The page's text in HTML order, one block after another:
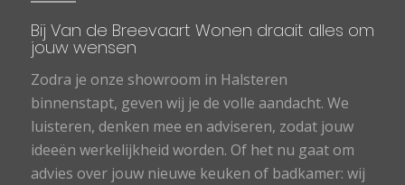
Bij Van de Breevaart Wonen draait alles om
jouw wensen
Zodra je onze showroom in Halsteren
binnenstapt, geven wij je de volle aandacht. We
luisteren, denken mee en adviseren, zodat jouw
ideeën werkelijkheid worden. Of het nu gaat om
advies over jouw nieuwe keuken of badkamer: wij